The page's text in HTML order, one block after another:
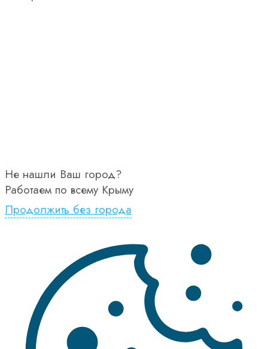
Не нашли Ваш город?
Работаем по всему Крыму
Продолжить без города